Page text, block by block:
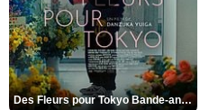
Des Fleurs pour Tokyo Bande-annonce VO STFR